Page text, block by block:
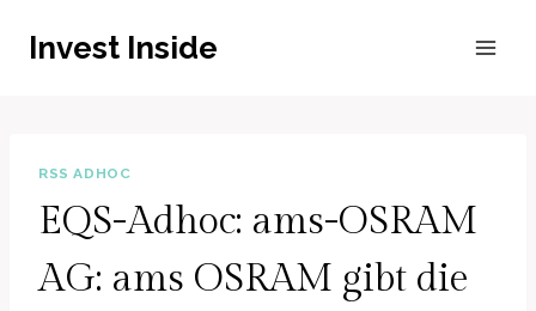
InhaltInvest Inside
RSS ADHOC
EQS-Adhoc: ams-OSRAM
AG: ams OSRAM gibt die